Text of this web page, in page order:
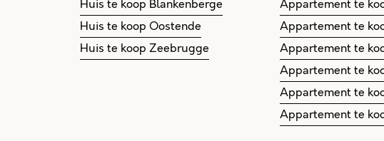
Huis te koop Blankenberge
Huis te koop Oostende
Huis te koop Zeebrugge
Appartement te
Appartement te
Appartement te
Appartement te
Appartement te
Appartement te